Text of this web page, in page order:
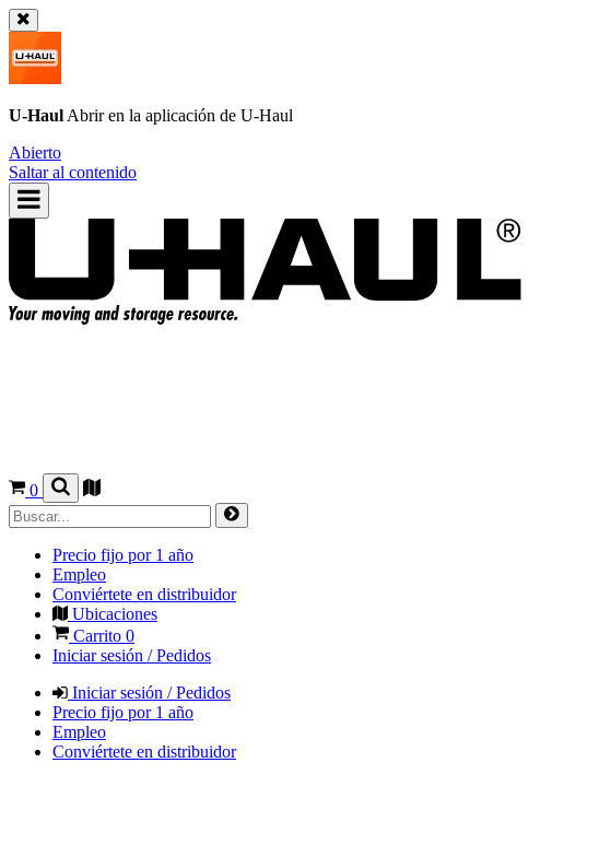
U-Haul Abrir en la aplicación de U-Haul
Abierto
Saltar al contenido
0
Precio fijo por 1 año
Empleo
Conviértete en distribuidor
Ubicaciones
Carrito 0
Iniciar sesión / Pedidos
Iniciar sesión / Pedidos
Precio fijo por 1 año
Empleo
Conviértete en distribuidor